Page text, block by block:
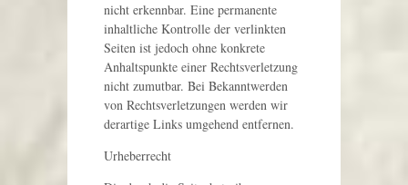
nicht erkennbar. Eine permanente
inhaltliche Kontrolle der verlinkten
Seiten ist jedoch ohne konkrete
Anhaltspunkte einer Rechtsverletzung
nicht zumutbar. Bei Bekanntwerden
von Rechtsverletzungen werden wir
derartige Links umgehend entfernen.
Urheberrecht